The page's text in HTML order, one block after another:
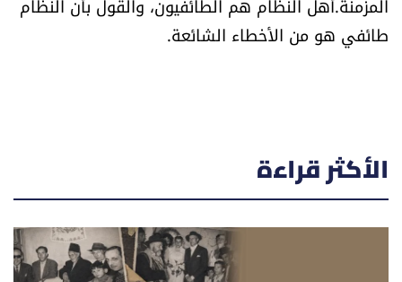
طائفي هو من الأخطاء الشائعة.
الأكثر قراءة